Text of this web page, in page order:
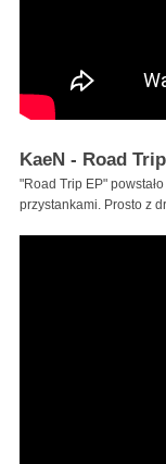
KaeN - Road Trip
"Road Trip EP"
przystankami. Prosto z